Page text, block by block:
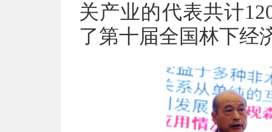
关产业的代表共计
了第十届全国林下经